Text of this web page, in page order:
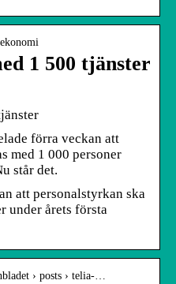
1 500 tjänster
förra veckan att
med 1 000 personer
står det.
att personalstyrkan ska
under årets första
› posts › telia-…